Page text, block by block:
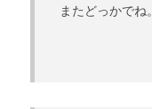
またどっかでね。